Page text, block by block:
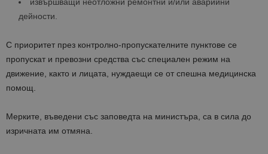
извършващи неотложни ремонтни и/или аварийни
дейности.
С приоритет през контролно-пропускателните пунктове се
пропускат и превозни средства със специален режим на
движение, както и лицата, нуждаещи се от спешна медицинска
помощ.
Мерките, въведени със заповедта на министъра, са в сила до
изричната им отмяна.